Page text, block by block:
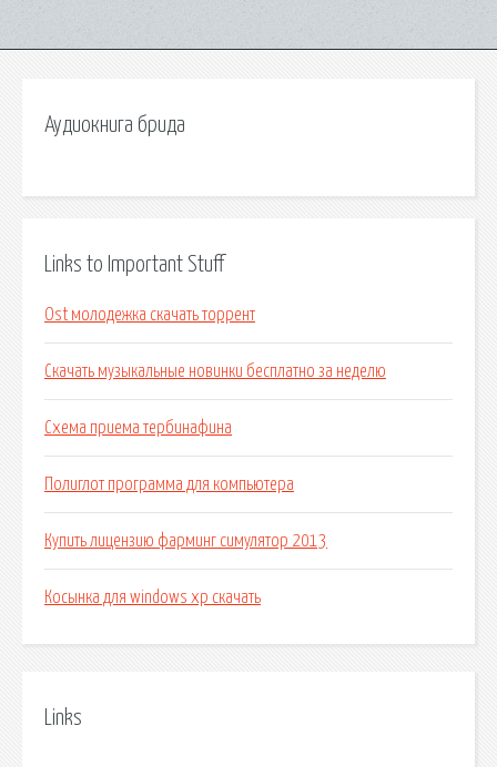
Аудиокнига брида
Links to Important Stuff
Ost молодежка скачать торрент
Скачать музыкальные новинки бесплатно за неделю
Схема приема тербинафина
Полиглот программа для компьютера
Купить лицензию фарминг симулятор 2013
Косынка для windows xp скачать
Links